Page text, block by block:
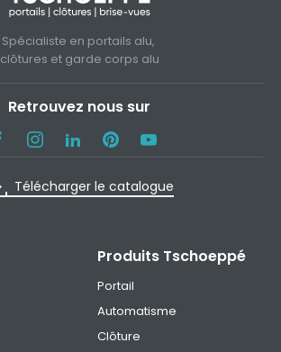
Spécialiste en portails alu,
clôtures et garde corps alu
Retrouvez nous sur
Télécharger le catalogue
Produits Tschoeppé
Portail
Automatisme
Clôture